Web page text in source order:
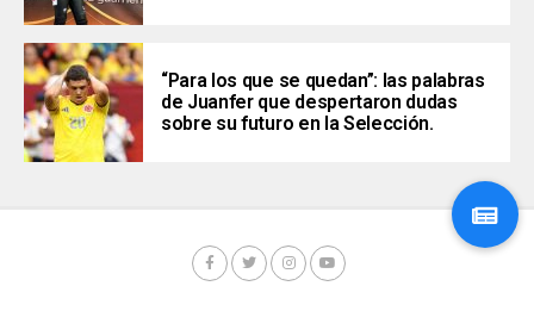
“Para los que se quedan”: las palabras
de Juanfer que despertaron dudas
sobre su futuro en la Selección.